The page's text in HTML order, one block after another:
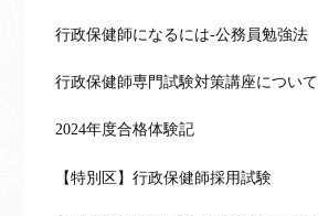
行政保健師になるには-公務員勉強法
行政保健師専門試験対策講座について
2024年度合格体験記
【特別区】行政保健師採用試験